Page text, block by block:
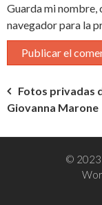
Guarda mi nombre,
navegador para la
entradas
Fotos privadas
Giovanna Marone
© 2023